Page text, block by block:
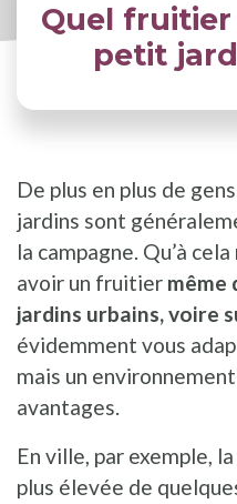
Quel
petit
De plus en plus de
jardins sont
la campagne. Qu’à
avoir un fruitier même
jardins urbains, voire
évidemment vous
mais un
avantages.
En ville, par exemple,
plus élevée de